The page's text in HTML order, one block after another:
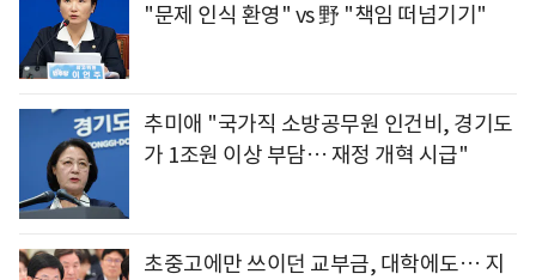
"문제 인식 환영" vs 野 "책임 떠넘기기"
추미애 "국가직 소방공무원 인건비, 경기도
가 1조원 이상 부담… 재정 개혁 시급"
초중고에만 쓰이던 교부금, 대학에도… 지